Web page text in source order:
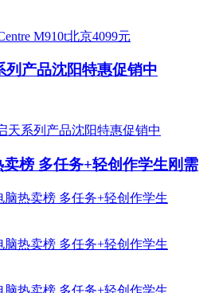
列产品沈阳特惠促销中
榜 多任务+轻创作学生刚需